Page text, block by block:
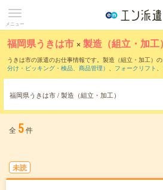
メニュー
福岡県うきは市 ×製造（組立・加工）
うきは市の派遣のお仕事情報です。製造（組立・加工）の
分け・ピッキング・検品、商品管理） 、 フォークリフト 、
製造（組立
は？
福岡県うきは市 / 製造（組立・加工）
全 5件
未読